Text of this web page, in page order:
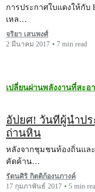
การประกาศใบแดงให้กับ
เหล…
จริยา เสนพงศ์
2 มีนาคม 2017
7 min read
เปลี่ยนผ่านพลังงานที่สะอ
อัปยศ! วันที่ผู้นำปร
ถ่านหิน
หลังจากชุมชนท้องถิ่นแล
คัดค้าน…
รัตนศิริ กิตติก้องนภางค์
17 กุมภาพันธ์ 2017
5 min